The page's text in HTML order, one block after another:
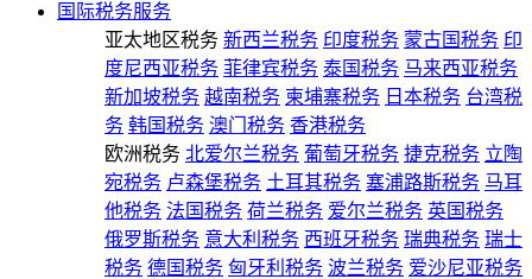
国际税务服务
亚太地区税务 新西兰税务 印度税务 蒙古国税务 印
度尼西亚税务 菲律宾税务 泰国税务 马来西亚税务
新加坡税务 越南税务 柬埔寨税务 日本税务 台湾税
务 韩国税务 澳门税务 香港税务
欧洲税务 北爱尔兰税务 葡萄牙税务 捷克税务 立陶
宛税务 卢森堡税务 土耳其税务 塞浦路斯税务 马耳
他税务 法国税务 荷兰税务 爱尔兰税务 英国税务
俄罗斯税务 意大利税务 西班牙税务 瑞典税务 瑞士
税务 德国税务 匈牙利税务 波兰税务 爱沙尼亚税务